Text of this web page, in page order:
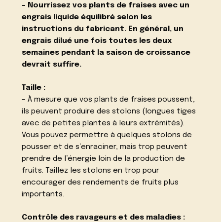
– Nourrissez vos plants de fraises avec un
engrais liquide équilibré selon les
instructions du fabricant. En général, un
engrais dilué une fois toutes les deux
semaines pendant la saison de croissance
devrait suffire.
Taille :
– À mesure que vos plants de fraises poussent,
ils peuvent produire des stolons (longues tiges
avec de petites plantes à leurs extrémités).
Vous pouvez permettre à quelques stolons de
pousser et de s’enraciner, mais trop peuvent
prendre de l’énergie loin de la production de
fruits. Taillez les stolons en trop pour
encourager des rendements de fruits plus
importants.
Contrôle des ravageurs et des maladies :